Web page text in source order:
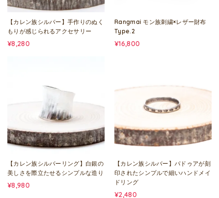
【カレン族シルバー】手作りのぬく
もりが感じられるアクセサリー
¥8,280
Rangmai モン族刺繍×レザー財布
Type.2
¥16,800
【カレン族シルバーリング】白銀の
美しさを際立たせるシンプルな造り
¥8,980
【カレン族シルバー】パドゥアが刻
印されたシンプルで細いハンドメイ
ドリング
¥2,480